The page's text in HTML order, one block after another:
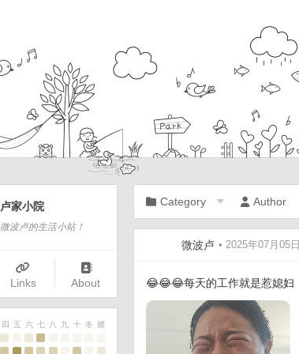
卢家小院
微波卢的生活小站！
Links About
四 五 六 七 八 九 十 冬
腊
Category Author
微波卢 • 2025年07月05日
😂😂😂每天的工作就是惹媳妇